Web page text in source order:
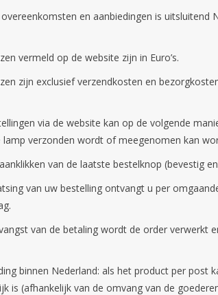
overeenkomsten en aanbiedingen is uitsluitend
vermeld op de website zijn in Euro’s.
zijn exclusief verzendkosten en
via de website kan op de volgende
verzonden wordt of meegenomen kan
van de laatste bestelknop (bevestig
van uw bestelling ontvangt u per
van de betaling wordt de order verwerkt
binnen Nederland: als het product per post
is (afhankelijk van de omvang van de